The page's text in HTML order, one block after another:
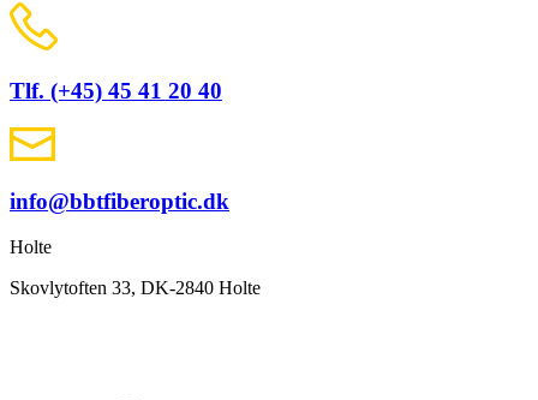
Tlf. (+45) 45 41 20 40
info@bbtfiberoptic.dk
Holte
Skovlytoften 33, DK-2840 Holte